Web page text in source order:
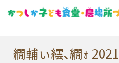
繝輔ぃ繧､繝ｫ